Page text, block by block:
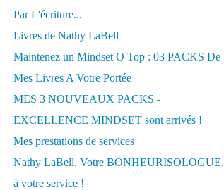
Par L'écriture...
Livres de Nathy LaBell
Maintenez un Mindset O Top : 03 PACKS De
Mes Livres A Votre Portée
MES 3 NOUVEAUX PACKS -
EXCELLENCE MINDSET sont arrivés !
Mes prestations de services
Nathy LaBell, Votre BONHEURISOLOGUE,
à votre service !